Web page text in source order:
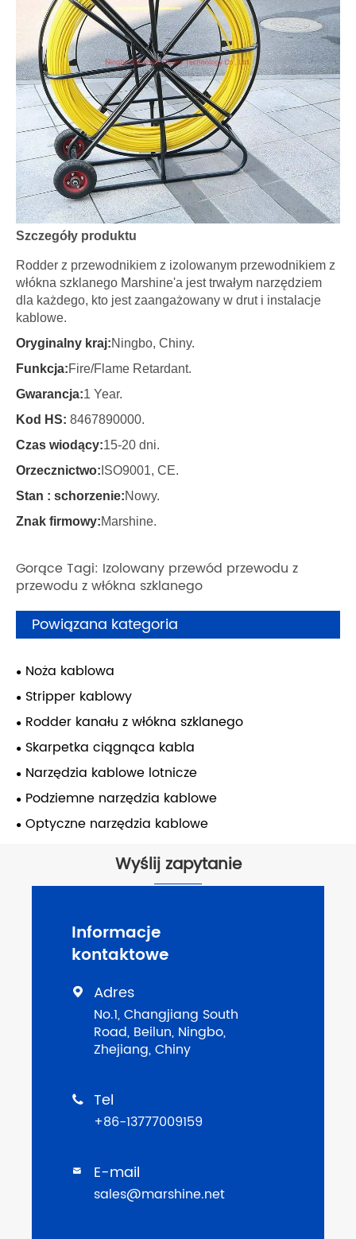
Szczegóły produktu
Rodder z przewodnikiem z izolowanym przewodnikiem z
włókna szklanego Marshine'a jest trwałym narzędziem
dla każdego, kto jest zaangażowany w drut i instalacje
kablowe.
Oryginalny kraj:Ningbo, Chiny.
Funkcja:Fire/Flame Retardant.
Gwarancja:1 Year.
Kod HS: 8467890000.
Czas wiodący:15-20 dni.
Orzecznictwo: ISO9001, CE.
Stan : schorzenie:Nowy.
Znak firmowy:Marshine.
Gorące Tagi: Izolowany przewód przewodu z
przewodu z włókna szklanego
Powiązana kategoria
Noża kablowa
Stripper kablowy
Rodder kanału z włókna szklanego
Skarpetka ciągnąca kabla
Narzędzia kablowe lotnicze
Podziemne narzędzia kablowe
Optyczne narzędzia kablowe
Wyślij zapytanie
Informacje
kontaktowe
 Adres
No.1, Changjiang South
Road, Beilun, Ningbo,
Zhejiang, Chiny
 Tel
+86-13777009159
 E-mail
sales@marshine.net